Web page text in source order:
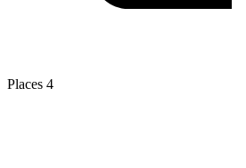
Places 4